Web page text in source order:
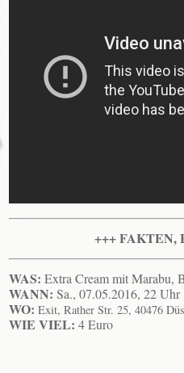
+++ FAKTEN,
WAS: Extra Cream mit Marabu,
WANN: Sa., 07.05.2016, 22 Uhr
WO: Exit, Rather Str. 25, 40476
WIE VIEL: 4 Euro